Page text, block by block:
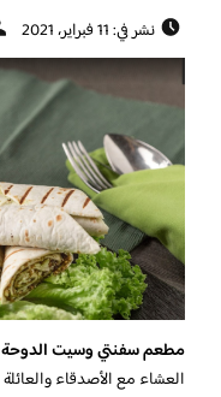
نشر في: 11 فبراير، 2021
مطعم سفنتي وسيت الدوحة
العشاء مع الأصدقاء والعائلة